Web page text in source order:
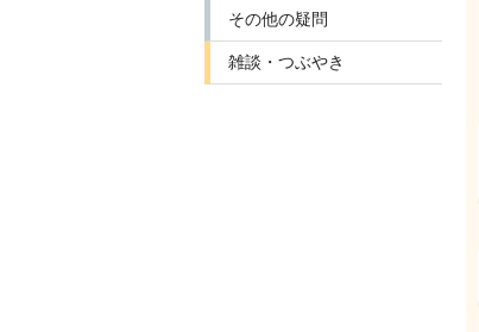
その他の疑問
雑談・つぶやき